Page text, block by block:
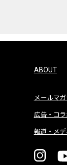
ABOUT
メールマ
広告・コ
報道・メ